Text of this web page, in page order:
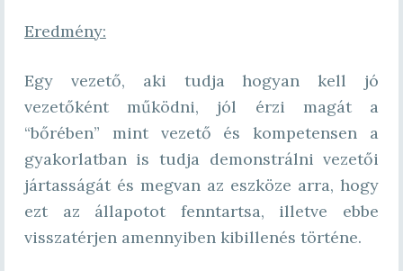
Eredmény:
Egy vezető, aki tudja hogyan kell jó
vezetőként működni, jól érzi magát a
“bőrében” mint vezető és kompetensen a
gyakorlatban is tudja demonstrálni vezetői
jártasságát és megvan az eszköze arra, hogy
ezt az állapotot fenntartsa, illetve ebbe
visszatérjen amennyiben kibillenés történe.